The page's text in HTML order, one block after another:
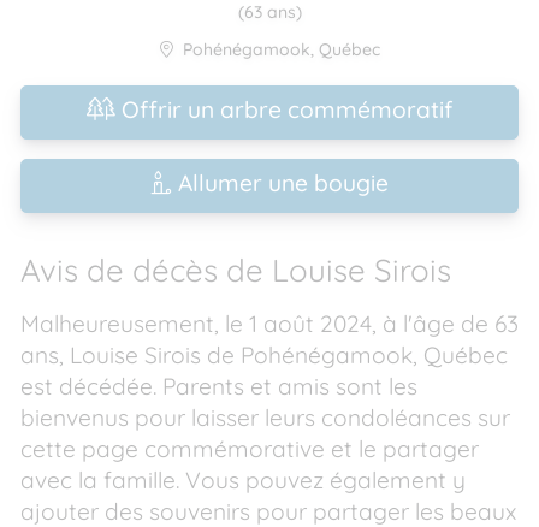
(63 ans)
Pohénégamook, Québec
Offrir un arbre commémoratif
Allumer une bougie
Avis de décès de Louise Sirois
Malheureusement, le 1 août 2024, à l'âge de 63
ans, Louise Sirois de Pohénégamook, Québec
est décédée. Parents et amis sont les
bienvenus pour laisser leurs condoléances sur
cette page commémorative et le partager
avec la famille. Vous pouvez également y
ajouter des souvenirs pour partager les beaux